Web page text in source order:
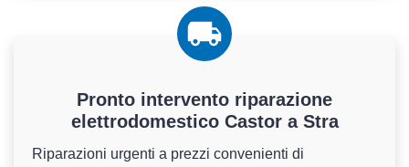
Pronto intervento riparazione
elettrodomestico Castor a Stra
Riparazioni urgenti a prezzi convenienti di